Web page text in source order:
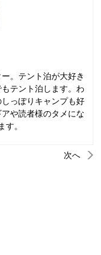
。テント泊が大好き
テント泊します。わ
っぽりキャンプも好
や読者様のタメにな
す。
次へ